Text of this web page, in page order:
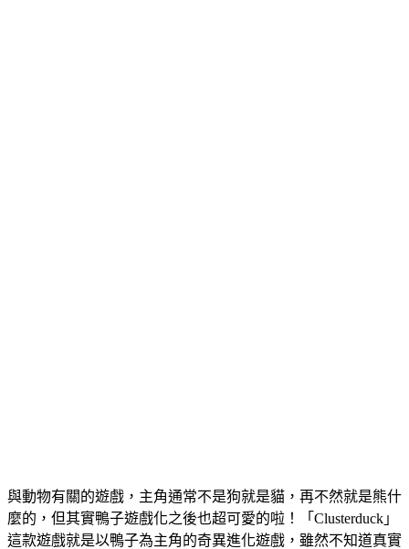
與動物有關的遊戲，主角通常不是狗就是貓，再不然就是熊什
麼的，但其實鴨子遊戲化之後也超可愛的啦！「Clusterduck」
這款遊戲就是以鴨子為主角的奇異進化遊戲，雖然不知道真實